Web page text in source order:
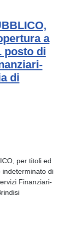
a
posto di
di
per titoli ed
di
Finanziari-